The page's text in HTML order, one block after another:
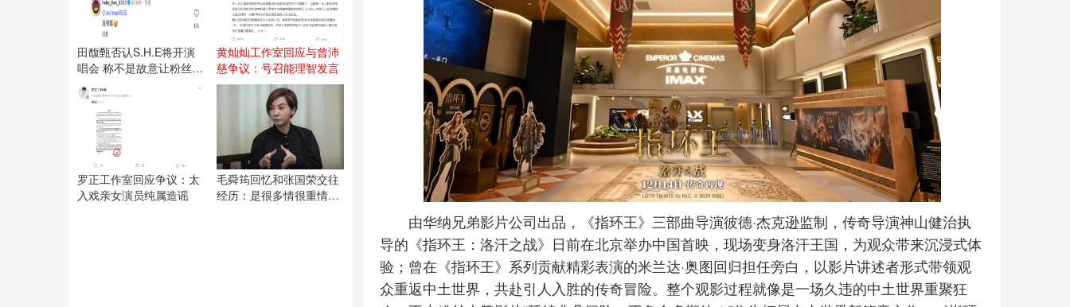
田馥甄否认S.H.E将开演
唱会 称不是故意让粉丝失
望
黄灿灿工作室回应与曾沛
慈争议：号召能理智发言
罗正工作室回应争议：太
入戏亲女演员纯属造谣
毛舜筠回忆和张国荣交往
经历：是很多情很重情的
由华纳兄弟影片公司出品，《指环王》三部曲导演彼德·杰克逊监制，传奇导演神山健治执
导的《指环王：洛汗之战》日前在北京举办中国首映，现场变身洛汗王国，为观众带来沉浸式体
验；曾在《指环王》系列贡献精彩表演的米兰达·奥图回归担任旁白，以影片讲述者形式带领观
众重返中土世界，共赴引人入胜的传奇冒险。整个观影过程就像是一场久违的中土世界重聚狂